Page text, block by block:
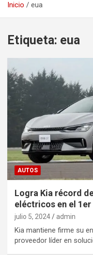
Inicio eua
Etiqueta: eua
AUTOS
Logra Kia récord
eléctricos en el 1er
julio 5, 2024 admin
Kia mantiene firme su
proveedor líder en